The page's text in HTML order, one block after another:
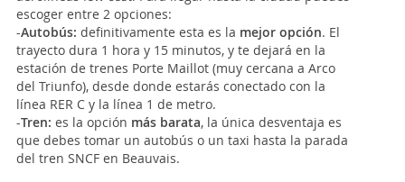
escoger entre 2 opciones:
-Autobús: definitivamente esta es la mejor opción. El
trayecto dura 1 hora y 15 minutos, y te dejará en la
estación de trenes Porte Maillot (muy cercana a Arco
del Triunfo), desde donde estarás conectado con la
línea RER C y la línea 1 de metro.
-Tren: es la opción más barata, la única desventaja es
que debes tomar un autobús o un taxi hasta la parada
del tren SNCF en Beauvais.